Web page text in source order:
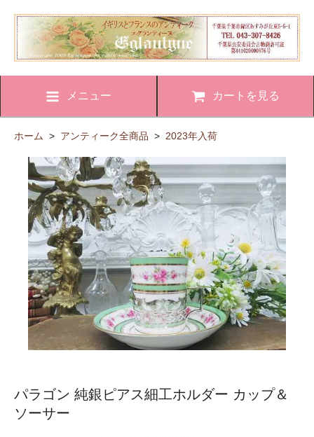
メニュー カートを見る
ホーム > アンティーク全商品 > 2023年入荷
パラゴン 純銀ピアス細工ホルダー カップ＆
ソーサー